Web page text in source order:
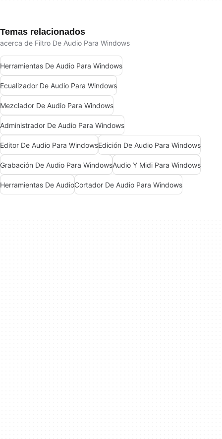
Temas relacionados
acerca de Filtro De Audio Para Windows
Herramientas De Audio Para Windows
Ecualizador De Audio Para Windows
Mezclador De Audio Para Windows
Administrador De Audio Para Windows
Editor De Audio Para WindowsEdición De Audio Para Windows
Grabación De Audio Para WindowsAudio Y Midi Para Windows
Herramientas De AudioCortador De Audio Para Windows